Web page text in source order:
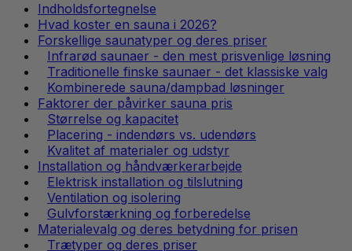
Indholdsfortegnelse
Hvad koster en sauna i 2026?
Forskellige saunatyper og deres priser
Infrarød saunaer - den mest prisvenlige løsning
Traditionelle finske saunaer - det klassiske valg
Kombinerede sauna/dampbad løsninger
Faktorer der påvirker sauna pris
Størrelse og kapacitet
Placering - indendørs vs. udendørs
Kvalitet af materialer og udstyr
Installation og håndværkerarbejde
Elektrisk installation og tilslutning
Ventilation og isolering
Gulvforstærkning og forberedelse
Materialevalg og deres betydning for prisen
Trætyper og deres priser